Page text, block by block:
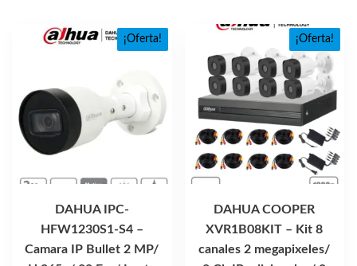
¡Oferta!
DAHUA IPC-
HFW1230S1-S4 –
Camara IP Bullet 2 MP/
¡Oferta!
DAHUA COOPER
XVR1B08KIT – Kit 8
canales 2 megapixeles/